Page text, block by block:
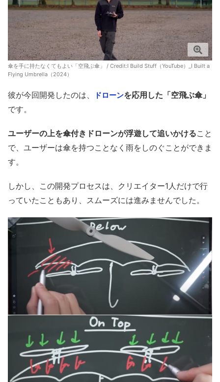
傘を手に持たなくてもよい「空飛ぶ傘」 / Credit:I Build Stuff（YouTube）_I Built a
Flying Umbrella（2024）
彼が今回開発したのは、 ドローンを応用した「空飛ぶ傘」
です。
ユーザーの上を傘付きドローンが浮遊して追いかけること
で、ユーザーは傘を持つことなく雨をしのぐことができま
す。
しかし、この開発プロセスは、クリエイター1人だけで行
っていたこともあり、スムーズには進みませんでした。